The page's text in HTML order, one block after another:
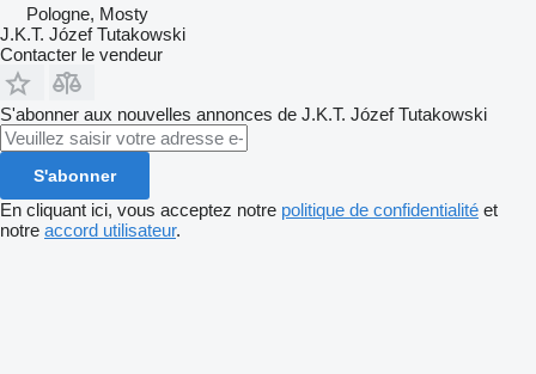
Pologne, Mosty
J.K.T. Józef Tutakowski
Contacter le vendeur
S'abonner aux nouvelles annonces de J.K.T. Józef Tutakowski
S'abonner
En cliquant ici, vous acceptez notre politique de confidentialité et
notre accord utilisateur.